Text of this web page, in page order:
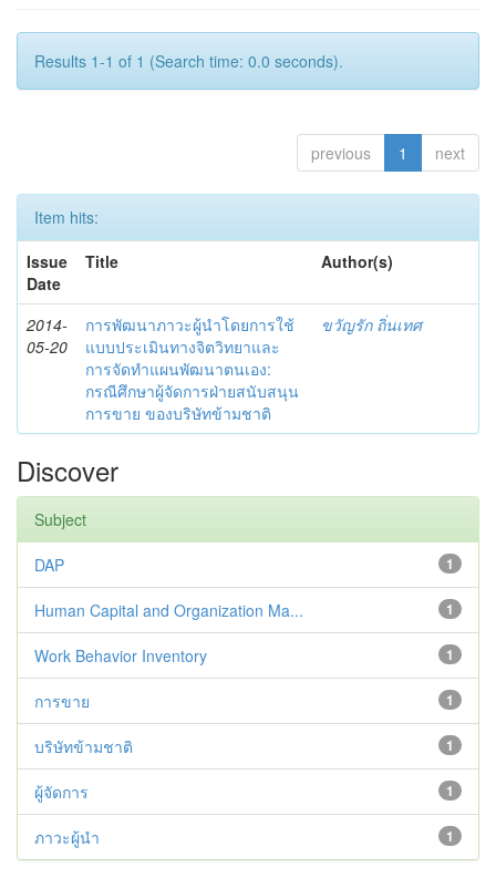
Results 1-1 of 1 (Search time: 0.0 seconds).
previous 1 next
Item hits:
Issue
Date
Title Author(s)
2014-
05-20
การพัฒนาภาวะผู้นำโดยการใช้
แบบประเมินทางจิตวิทยาและ
การจัดทำแผนพัฒนาตนเอง:
กรณีศึกษาผู้จัดการฝ่ายสนับสนุน
การขาย ของบริษัทข้ามชาติ
ขวัญรัก ถิ่นเทศ
Discover
Subject
1
DAP
1
Human Capital and Organization Ma...
1
Work Behavior Inventory
1
การขาย
1
บริษัทข้ามชาติ
1
ผู้จัดการ
1
ภาวะผู้นำ